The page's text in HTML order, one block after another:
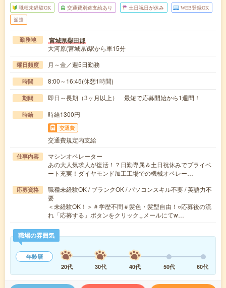
職種未経験OK 交通費別途支給あり 土日祝日が休み WEB登録OK
派遣
勤務地 宮城県柴田郡
大河原(宮城県)駅から車15分
曜日頻度 月～金／週5日勤務
時間 8:00～16:45(休憩1時間)
期間 即日～長期（3ヶ月以上） 最短で応募開始から1週間！
時給 時給1300円
交通費
交通費規定内支給
仕事内容
マシンオペレーター
あの大人気求人が復活！？日勤専属＆土日祝休みでプライベ
ート充実！ダイヤモンド加工工場での機械オペレー…
応募資格
職種未経験OK / ブランクOK / パソコンスキル不要 / 英語力不
要
＜未経験OK！＞＃学歴不問＃髪色・髪型自由！○応募後の流
れ「応募する」ボタンをクリック↓メールにてw…
職場の雰囲気
年齢層
20代
30代 40代 50代 60代